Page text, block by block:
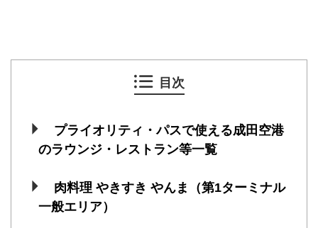
目次
プライオリティ・パスで使える成田空港
のラウンジ・レストラン等一覧
肉料理 やきすき やんま（第1ターミナル
一般エリア）